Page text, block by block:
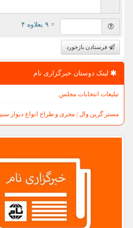
= ۹ بعلاوه ۴
فرستادن بازخورد
لینک دوستان خبرگزاری نام
تبلیغات انتخابات مجلس
مستر گرین وال | مجری و طراح انواع دیوار سبز